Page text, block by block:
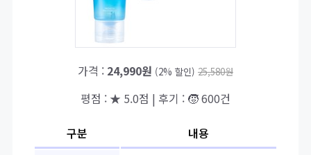
가격 : 24,990원 (2% 할인) 25,580원
평점 : ★ 5.0점 | 후기 : 🧒 600건
구분
내용